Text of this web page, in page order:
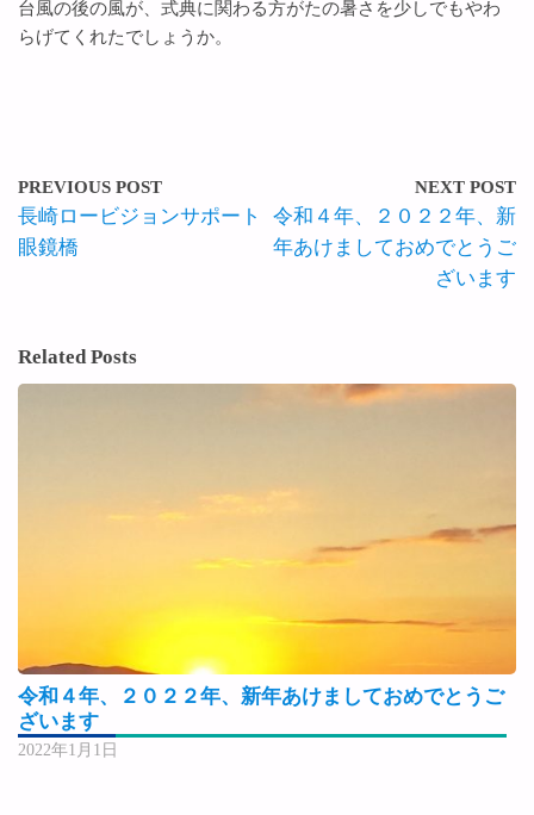
台風の後の風が、式典に関わる方がたの暑さを少しでもやわ
らげてくれたでしょうか。
PREVIOUS POST
長崎ロービジョンサポート
眼鏡橋
NEXT POST
令和４年、２０２２年、新
年あけましておめでとうご
ざいます
Related Posts
令和４年、２０２２年、新年あけましておめでとうご
ざいます
2022年1月1日